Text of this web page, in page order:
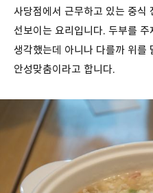
사당점에서 근무하고 있는 중식
선보이는 요리입니다. 두부를
생각했는데 아니나 다를까 위를
안성맞춤이라고 합니다.